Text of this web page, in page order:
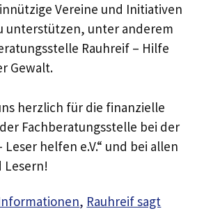
Vereine und Initiativen
unterstützen, unter anderem
Rauhreif – Hilfe
Gewalt.
herzlich für die finanzielle
Fachberatungsstelle bei der
Leser helfen e.V.“ und bei allen
Lesern!
, Rauhreif sagt